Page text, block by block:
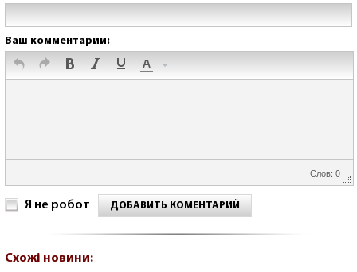
Ваш комментарий:
Слов: 0
Я не робот ДОБАВИТЬ КОМЕНТАРИЙ
Схожі новини: